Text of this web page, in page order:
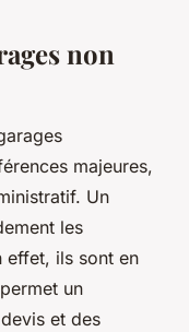
non
majeures,
Un
les
effet, ils sont en
un
et des